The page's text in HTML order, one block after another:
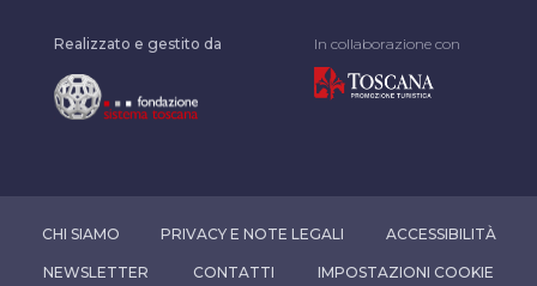
Realizzato e gestito da In collaborazione con
CHI SIAMO PRIVACY E NOTE LEGALI ACCESSIBILITÀ
NEWSLETTER CONTATTI IMPOSTAZIONI COOKIE